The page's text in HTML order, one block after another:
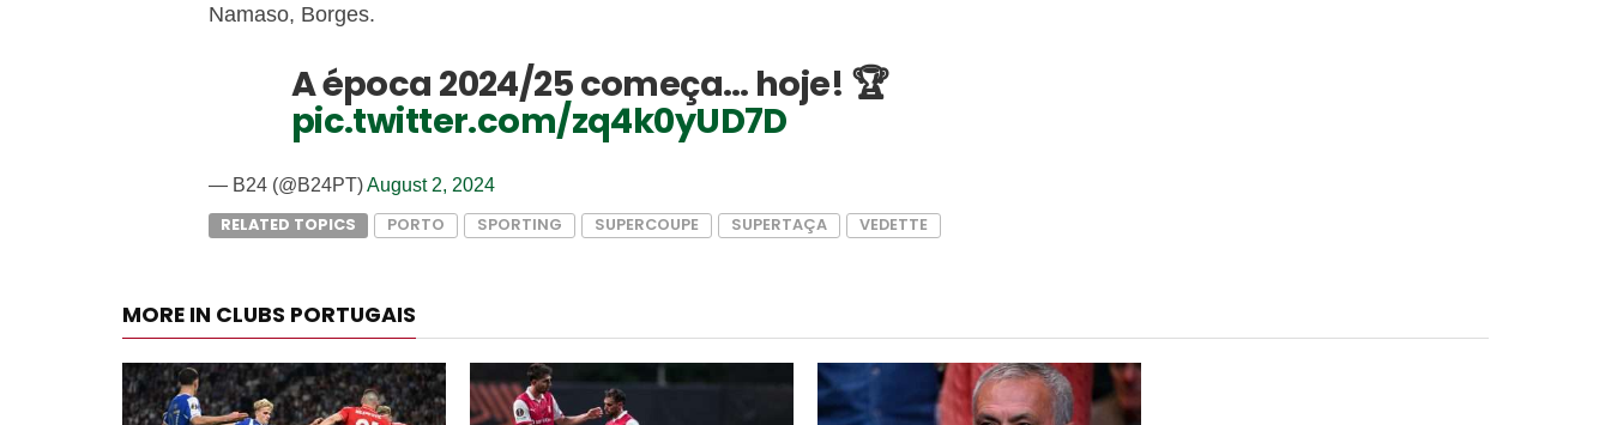
Namaso, Borges.
A época 2024/25 começa… hoje! 🏆
pic.twitter.com/zq4k0yUD7D
— B24 (@B24PT)August 2, 2024
RELATED TOPICS
PORTO SPORTING SUPERCOUPE SUPERTAÇA VEDETTE
MORE IN CLUBS PORTUGAIS